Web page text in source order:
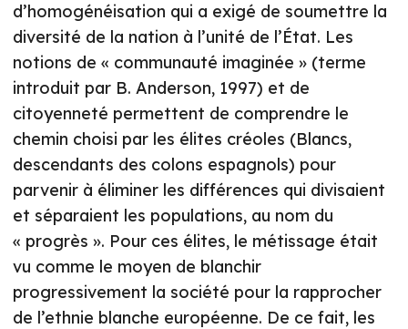
d’homogénéisation qui a exigé de soumettre la
diversité de la nation à l’unité de l’État. Les
notions de « communauté imaginée » (terme
introduit par B. Anderson, 1997) et de
citoyenneté permettent de comprendre le
chemin choisi par les élites créoles (Blancs,
descendants des colons espagnols) pour
parvenir à éliminer les différences qui divisaient
et séparaient les populations, au nom du
« progrès ». Pour ces élites, le métissage était
vu comme le moyen de blanchir
progressivement la société pour la rapprocher
de l’ethnie blanche européenne. De ce fait, les